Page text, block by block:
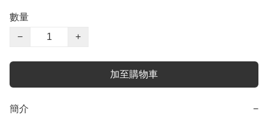
數量
−
+
加至購物車
簡介 −